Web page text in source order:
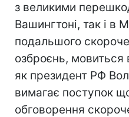
з великими
Вашингтоні, так і в
подальшого
озброєнь, мовиться
як президент РФ
вимагає поступок
обговорення